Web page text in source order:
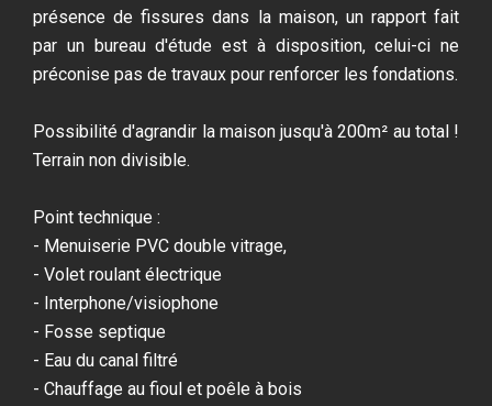
présence de fissures dans la maison, un rapport fait
par un bureau d'étude est à disposition, celui-ci ne
préconise pas de travaux pour renforcer les fondations.
Possibilité d'agrandir la maison jusqu'à 200m² au total !
Terrain non divisible.
Point technique :
- Menuiserie PVC double vitrage,
- Volet roulant électrique
- Interphone/visiophone
- Fosse septique
- Eau du canal filtré
- Chauffage au fioul et poêle à bois